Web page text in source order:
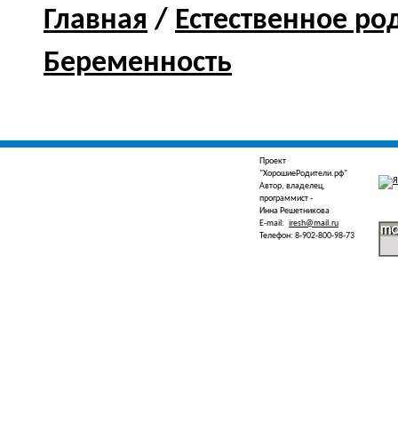
Главная / Естественное
Беременность
Проект
"ХорошиеРодители.рф"
Автор, владелец,
программист -
Инна Решетникова
E-mail: iresh@mail.ru
Телефон: 8-902-800-98-73